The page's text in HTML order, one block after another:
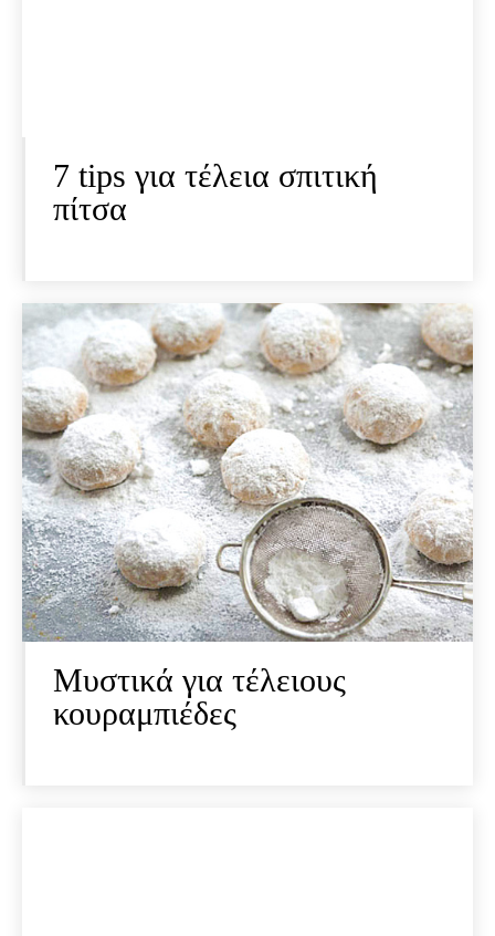
7 tips για τέλεια σπιτική
πίτσα
Μυστικά για τέλειους
κουραμπιέδες